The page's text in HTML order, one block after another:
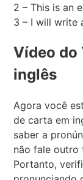
2 – This is an
3 – I will write
Vídeo do
inglês
Agora você
de carta em
saber a
não fale outro
Portanto,